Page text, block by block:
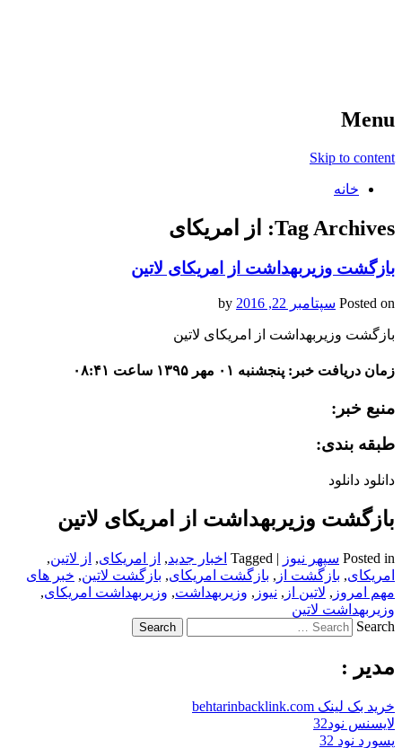
Menu
Skip to content
خانه
Tag Archives: از امریکای
بازگشت وزیربهداشت از امریکای لاتین
Posted on سپتامبر 22, 2016
بازگشت وزیربهداشت از امریکای لاتین
زمان دریافت خبر: پنجشنبه ۰۱ مهر ۱۳۹۵ ساعت ۰۸:۴۱
منبع خبر:
طبقه بندی:
دانلود دانلود
بازگشت وزیربهداشت از امریکای لاتین
Posted in سپهر نیوز |
Tagged اخبار جدید, از امریکای, از لاتین,
امریکای, بازگشت از , بازگشت امریکای, بازگشت لاتین, خبر های
مهم امروز , لاتین از , نیوز , وزیربهداشت, وزیربهداشت امریکای,
وزیربهداشت لاتین
Search
مدیر :
خرید بک لینک behtarinbacklink.com
لایسنس نود32
پسورد نود 32